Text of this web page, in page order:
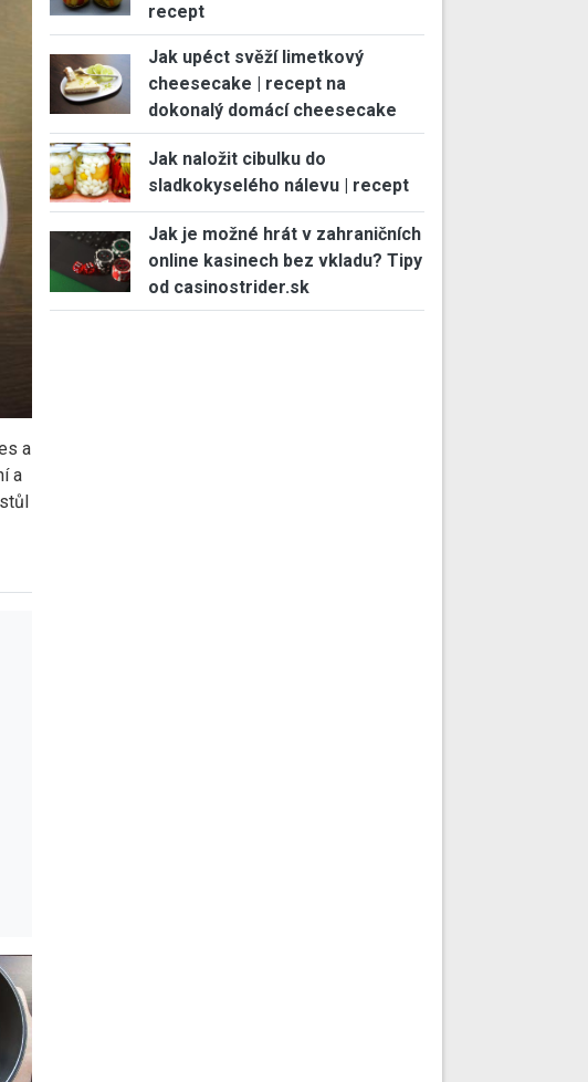
a
a
recept
Jak upéct svěží limetkový
cheesecake | recept na
dokonalý domácí cheesecake
Jak naložit cibulku do
sladkokyselého nálevu | recept
Jak je možné hrát v zahraničních
online kasinech bez vkladu? Tipy
od casinostrider.sk